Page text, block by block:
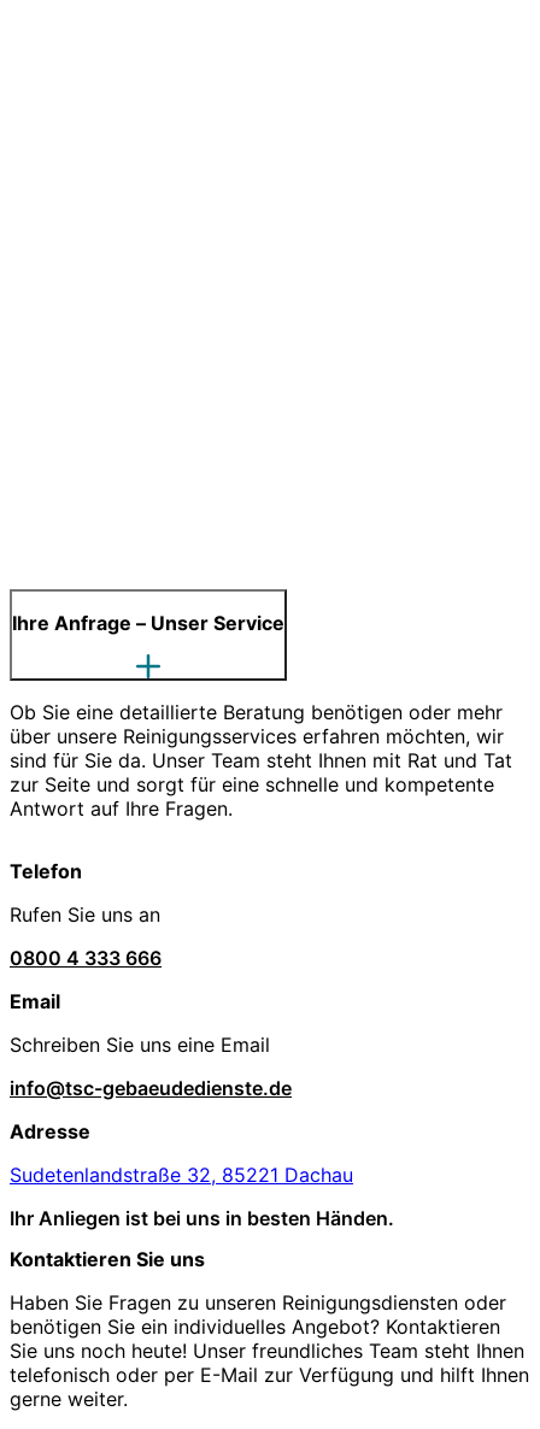
Ihre Anfrage – Unser Service
Ob Sie eine detaillierte Beratung benötigen oder mehr
über unsere Reinigungsservices erfahren möchten, wir
sind für Sie da. Unser Team steht Ihnen mit Rat und Tat
zur Seite und sorgt für eine schnelle und kompetente
Antwort auf Ihre Fragen.
Telefon
Rufen Sie uns an
0800 4 333 666
Email
Schreiben Sie uns eine Email
info@tsc-gebaeudedienste.de
Adresse
Sudetenlandstraße 32, 85221 Dachau
Ihr Anliegen ist bei uns in besten Händen.
Kontaktieren Sie uns
Haben Sie Fragen zu unseren Reinigungsdiensten oder
benötigen Sie ein individuelles Angebot? Kontaktieren
Sie uns noch heute! Unser freundliches Team steht Ihnen
telefonisch oder per E-Mail zur Verfügung und hilft Ihnen
gerne weiter.